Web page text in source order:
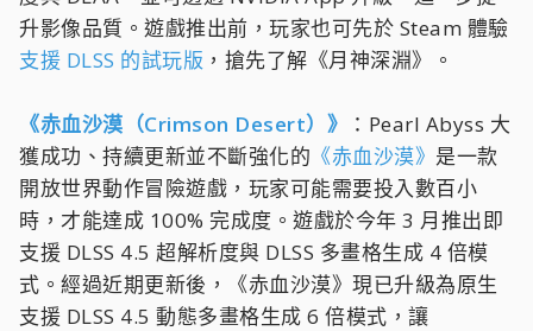
升影像品質。遊戲推出前，玩家也可先於 Steam 體驗
支援 DLSS 的試玩版 ，搶先了解《月神深淵》。
《赤血沙漠（Crimson Desert）》
：Pearl Abyss 大
獲成功、持續更新並不斷強化的 《赤血沙漠》 是一款
開放世界動作冒險遊戲，玩家可能需要投入數百小
時，才能達成 100% 完成度。遊戲於今年 3 月推出即
支援 DLSS 4.5 超解析度與 DLSS 多畫格生成 4 倍模
式。經過近期更新後，《赤血沙漠》現已升級為原生
支援 DLSS 4.5 動態多畫格生成 6 倍模式，讓